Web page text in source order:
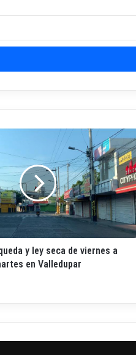
y ley seca de viernes a
en Valledupar